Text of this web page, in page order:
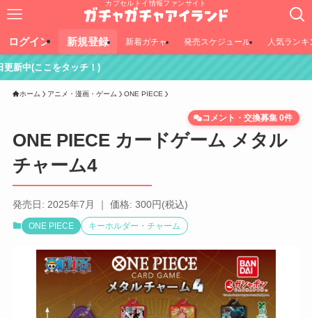
カプセルトイ情報ファンサイト
ログイン 新規登録 新着ガチャ 発売スケジュール 人気ランキ
チ！)
ホーム アニメ・漫画・ゲーム ONE PIECE
ONE PIECE カードゲーム メタル
チャーム4
コメント・交換募集 0件
発売日: 2025年7月 ｜ 価格: 300円(税込)
ONE PIECE キーホルダー・チャーム